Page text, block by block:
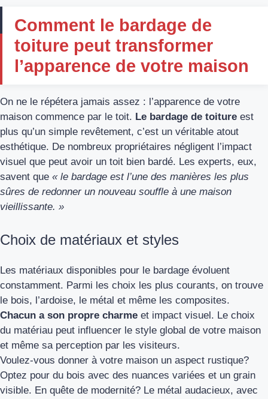
Comment le bardage de
toiture peut transformer
l’apparence de votre maison
On ne le répétera jamais assez : l’apparence de votre
maison commence par le toit. Le bardage de toiture est
plus qu’un simple revêtement, c’est un véritable atout
esthétique. De nombreux propriétaires négligent l’impact
visuel que peut avoir un toit bien bardé. Les experts, eux,
savent que « le bardage est l’une des manières les plus
sûres de redonner un nouveau souffle à une maison
vieillissante. »
Choix de matériaux et styles
Les matériaux disponibles pour le bardage évoluent
constamment. Parmi les choix les plus courants, on trouve
le bois, l’ardoise, le métal et même les composites.
Chacun a son propre charme et impact visuel. Le choix
du matériau peut influencer le style global de votre maison
et même sa perception par les visiteurs.
Voulez-vous donner à votre maison un aspect rustique?
Optez pour du bois avec des nuances variées et un grain
visible. En quête de modernité? Le métal audacieux, avec